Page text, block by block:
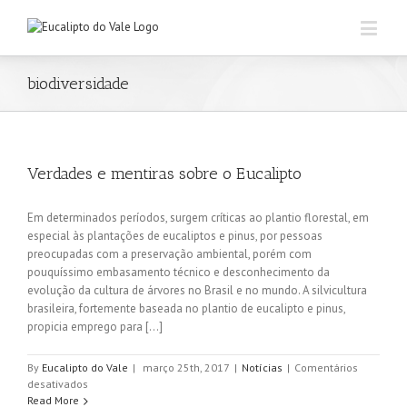
biodiversidade
Verdades e mentiras sobre o Eucalipto
Em determinados períodos, surgem críticas ao plantio florestal, em
especial às plantações de eucaliptos e pinus, por pessoas
preocupadas com a preservação ambiental, porém com
pouquíssimo embasamento técnico e desconhecimento da
evolução da cultura de árvores no Brasil e no mundo. A silvicultura
brasileira, fortemente baseada no plantio de eucalipto e pinus,
propicia emprego para [...]
By Eucalipto do Vale | março 25th, 2017 | Notícias | Comentários
desativados
Verdades
Read More